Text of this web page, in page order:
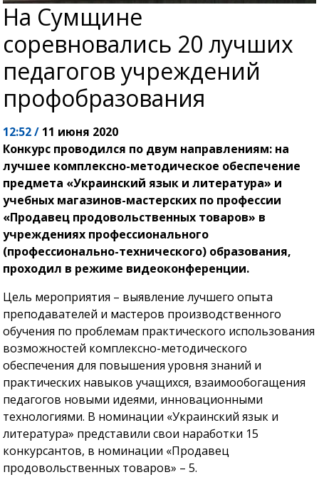
На Сумщине
соревновались 20 лучших
педагогов учреждений
профобразования
12:52 / 11 июня 2020
Конкурс проводился по двум направлениям: на
лучшее комплексно-методическое обеспечение
предмета «Украинский язык и литература» и
учебных магазинов-мастерских по профессии
«Продавец продовольственных товаров» в
учреждениях профессионального
(профессионально-технического) образования,
проходил в режиме видеоконференции.
Цель мероприятия – выявление лучшего опыта
преподавателей и мастеров производственного
обучения по проблемам практического использования
возможностей комплексно-методического
обеспечения для повышения уровня знаний и
практических навыков учащихся, взаимообогащения
педагогов новыми идеями, инновационными
технологиями. В номинации «Украинский язык и
литература» представили свои наработки 15
конкурсантов, в номинации «Продавец
продовольственных товаров» – 5.